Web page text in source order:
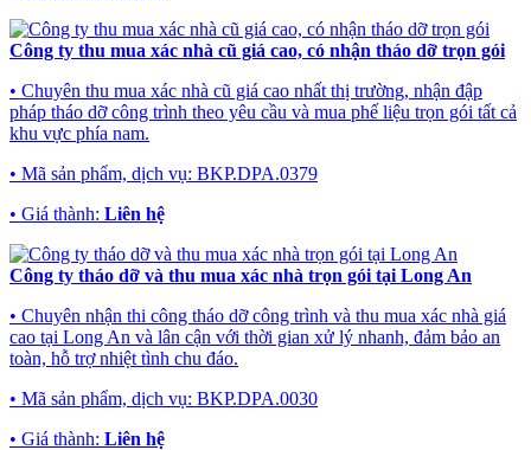
Công ty thu mua xác nhà cũ giá cao, có nhận tháo dỡ trọn gói
• Chuyên thu mua xác nhà cũ giá cao nhất thị trường, nhận đập
pháp tháo dỡ công trình theo yêu cầu và mua phế liệu trọn gói tất cả
khu vực phía nam.
• Mã sản phẩm, dịch vụ: BKP.DPA.0379
• Giá thành: Liên hệ
Công ty tháo dỡ và thu mua xác nhà trọn gói tại Long An
• Chuyên nhận thi công tháo dỡ công trình và thu mua xác nhà giá
cao tại Long An và lân cận với thời gian xử lý nhanh, đảm bảo an
toàn, hỗ trợ nhiệt tình chu đáo.
• Mã sản phẩm, dịch vụ: BKP.DPA.0030
• Giá thành: Liên hệ